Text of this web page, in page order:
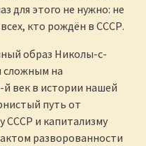
для этого не нужно: не
кто рождён в СССР.
образ Николы-с-
сложным на
й век в истории нашей
путь от
СССР и капитализму
разворованности